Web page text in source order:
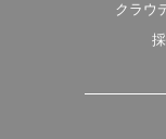
クラウ